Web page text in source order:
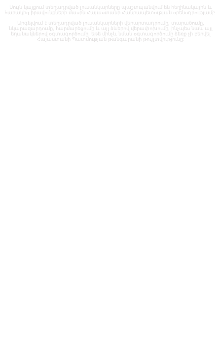
Սույն կայքում տեղադրված լուսանկարները պաշտպանվում են հեղինակային և
հարակից իրավունքների մասին Հայաստանի Հանրապետության օրենսդրությամբ:
Արգելվում է տեղադրված լուսանկարների վերարտադրումը, տարածումը,
նկարազարդումը, հարմարեցումը և այլ ձևերով վերափոխումը, ինչպես նաև այլ
եղանակներով օգտագործումը, եթե մինչև նման օգտագործումը ձեռք չի բերվել
Հայաստանի Պատմության թանգարանի թույլտվությունը: